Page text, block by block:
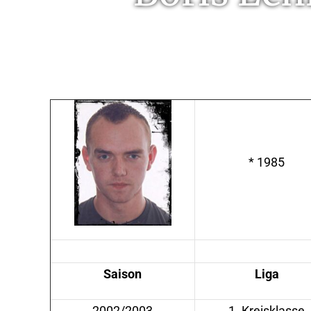
* 1985
Saison Liga